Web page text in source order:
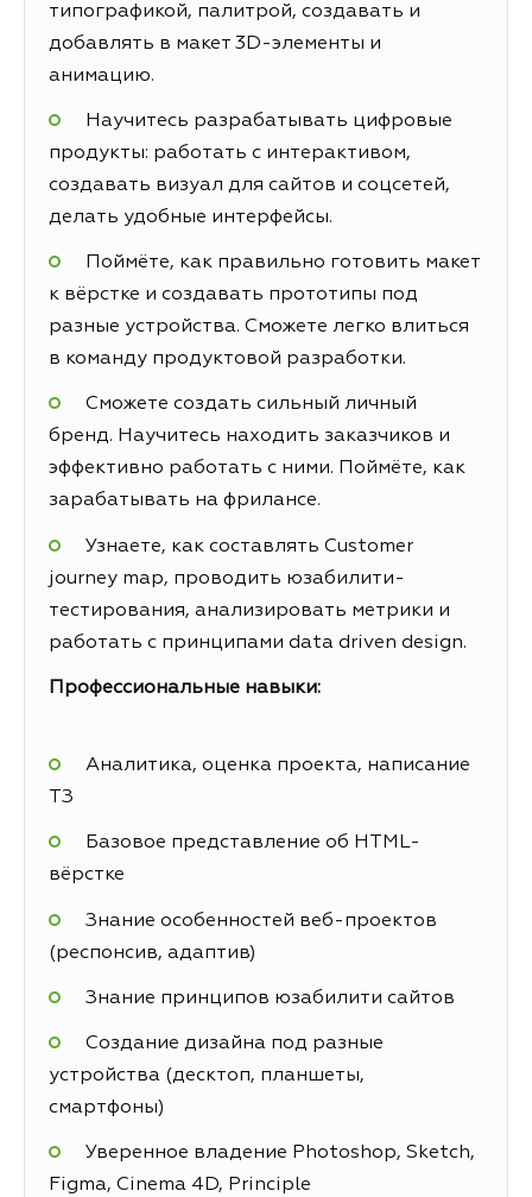
типографикой, палитрой, создавать и
добавлять в макет 3D-элементы и
анимацию.
Научитесь разрабатывать цифровые
продукты: работать с интерактивом,
создавать визуал для сайтов и соцсетей,
делать удобные интерфейсы.
Поймёте, как правильно готовить макет
к вёрстке и создавать прототипы под
разные устройства. Сможете легко влиться
в команду продуктовой разработки.
Сможете создать сильный личный
бренд. Научитесь находить заказчиков и
эффективно работать с ними. Поймёте, как
зарабатывать на фрилансе.
Узнаете, как составлять Customer
journey map, проводить юзабилити-
тестирования, анализировать метрики и
работать с принципами data driven design.
Профессиональные навыки:
Аналитика, оценка проекта, написание
ТЗ
Базовое представление об HTML-
вёрстке
Знание особенностей веб-проектов
(респонсив, адаптив)
Знание принципов юзабилити сайтов
Создание дизайна под разные
устройства (десктоп, планшеты,
смартфоны)
Уверенное владение Photoshop, Sketch,
Figma, Cinema 4D, Principle